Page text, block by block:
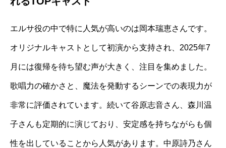
エルサ役の中で特に人気が高いのは岡本瑞恵さんです。
オリジナルキャストとして初演から支持され、2025年7
月には復帰を待ち望む声が大きく、注目を集めました。
歌唱力の確かさと、魔法を発動するシーンでの表現力が
非常に評価されています。続いて谷原志音さん、森川温
子さんも定期的に演じており、安定感を持ちながらも個
性を出していることから人気があります。中原詩乃さん